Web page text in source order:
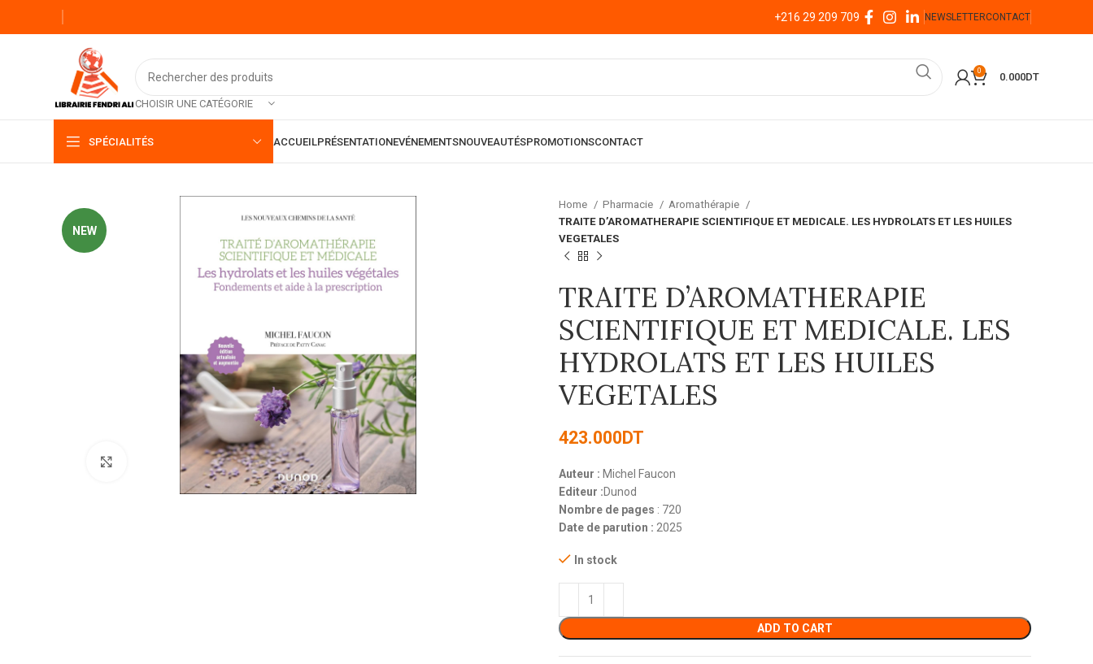
+216 29 209 709 NEWSLETTERCONTACT
CHOISIR UNE CATÉGORIE
0
0.000DT
SPÉCIALITÉS ACCUEILPRÉSENTATIONEVÉNEMENTSNOUVEAUTÉSPROMOTIONSCONTACT
NEW
Click to enlarge
Home Pharmacie
Aromathérapie
TRAITE D’AROMATHERAPIE SCIENTIFIQUE ET MEDICALE. LES HYDROLATS ET LES HUILES
VEGETALES
TRAITE D’AROMATHERAPIE
SCIENTIFIQUE ET MEDICALE. LES
HYDROLATS ET LES HUILES
VEGETALES
423.000DT
Auteur : Michel Faucon
Editeur :Dunod
Nombre de pages : 720
Date de parution : 2025
In stock
ADD TO CART